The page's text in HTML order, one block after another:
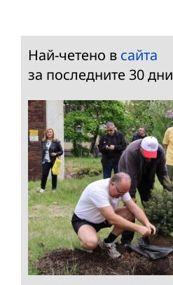
Най-четено в сайта
за последните 30 дни